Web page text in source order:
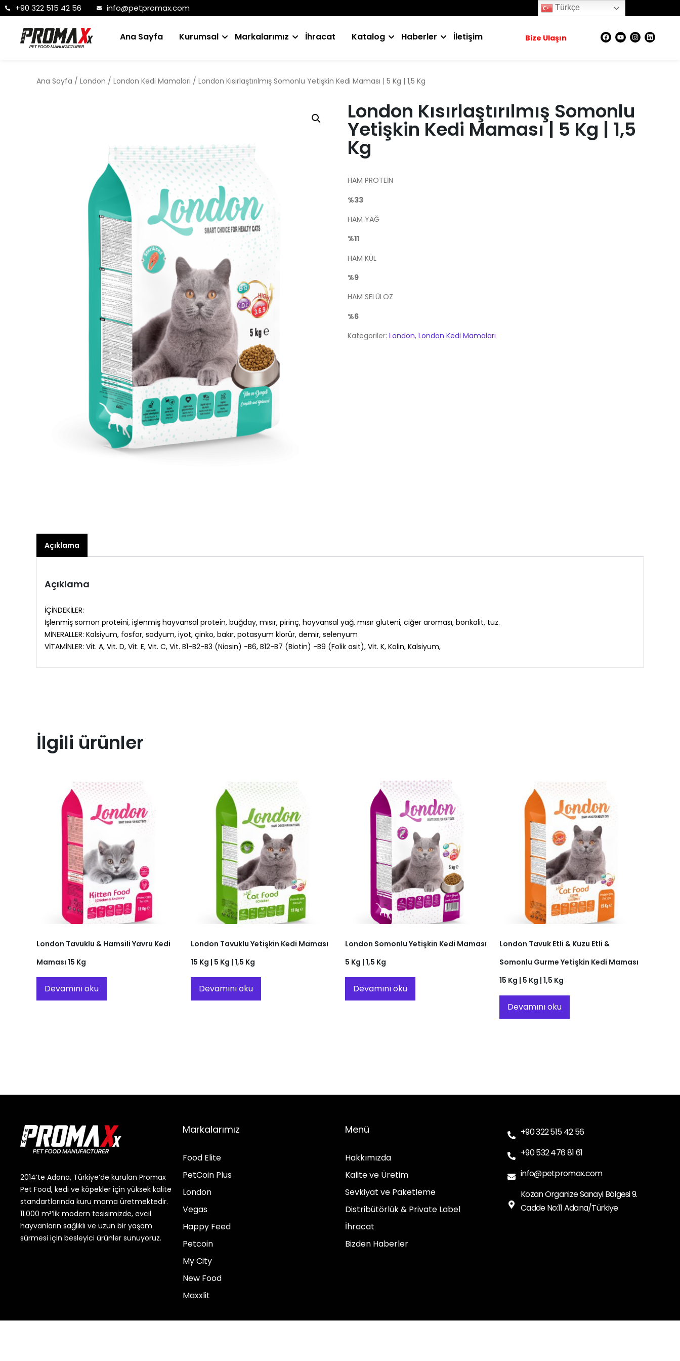
+90 322 515 42 56 info@petpromax.com
Ana Sayfa Kurumsal Markalarımız İhracat Katalog Haberler İletişim Bize Ulaşın
Ana Sayfa / London / London Kedi Mamaları / London Kısırlaştırılmış Somonlu Yetişkin Kedi Maması | 5 Kg | 1,5 Kg
London Kısırlaştırılmış Somonlu
Yetişkin Kedi Maması | 5 Kg | 1,5
Kg
HAM PROTEİN
%33
HAM YAĞ
%11
HAM KÜL
%9
HAM SELÜLOZ
%6
Kategoriler: London, London Kedi Mamaları
Açıklama
Açıklama
İÇİNDEKİLER:
İşlenmiş somon proteini, işlenmiş hayvansal protein, buğday, mısır, pirinç, hayvansal yağ, mısır gluteni, ciğer aroması, bonkalit, tuz.
MİNERALLER: Kalsiyum, fosfor, sodyum, iyot, çinko, bakır, potasyum klorür, demir, selenyum
VİTAMİNLER: Vit. A, Vit. D, Vit. E, Vit. C, Vit. B1-B2-B3 (Niasin) -B6, B12-B7 (Biotin) -B9 (Folik asit), Vit. K, Kolin, Kalsiyum,
İlgili ürünler
London Tavuklu & Hamsili Yavru Kedi
Maması 15 Kg
Devamını oku
London Tavuklu Yetişkin Kedi Maması
15 Kg | 5 Kg | 1,5 Kg
Devamını oku
London Somonlu Yetişkin Kedi Maması
5 Kg | 1,5 Kg
Devamını oku
London Tavuk Etli & Kuzu Etli &
Somonlu Gurme Yetişkin Kedi Maması
15 Kg | 5 Kg | 1,5 Kg
Devamını oku
2014’te Adana, Türkiye’de kurulan Promax
Pet Food, kedi ve köpekler için yüksek kalite
standartlarında kuru mama üretmektedir.
11.000 m²’lik modern tesisimizde, evcil
hayvanların sağlıklı ve uzun bir yaşam
sürmesi için besleyici ürünler sunuyoruz.
Markalarımız
Food Elite
PetCoin Plus
London
Vegas
Happy Feed
Petcoin
My City
New Food
Maxxlit
Menü
Hakkımızda
Kalite ve Üretim
Sevkiyat ve Paketleme
Distribütörlük & Private Label
İhracat
Bizden Haberler
+90 322 515 42 56
+90 532 476 81 61
info@petpromax.com
Kozan Organize Sanayi Bölgesi 9.
Cadde No:11 Adana/Türkiye
Türkçe